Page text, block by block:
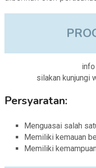
silakan kunjungi
Persyaratan:
Menguasai salah
Memiliki kemauan
Memiliki